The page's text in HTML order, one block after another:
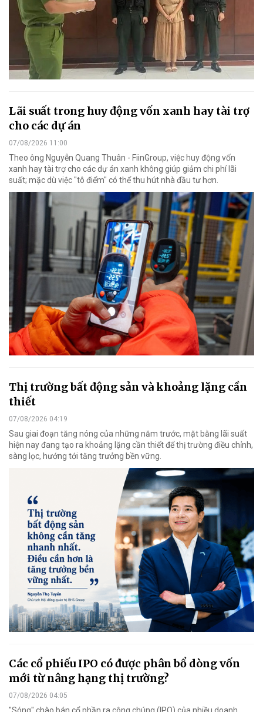
Lãi suất trong huy động vốn xanh hay tài trợ
cho các dự án
07/08/2026 11:00
Theo ông Nguyễn Quang Thuân - FiinGroup, việc huy động vốn
xanh hay tài trợ cho các dự án xanh không giúp giảm chi phí lãi
suất; mặc dù việc "tô điểm" có thể thu hút nhà đầu tư hơn.
Thị trường bất động sản và khoảng lặng cần
thiết
07/08/2026 04:19
Sau giai đoạn tăng nóng của những năm trước, mặt bằng lãi suất
hiện nay đang tạo ra khoảng lặng cần thiết để thị trường điều chỉnh,
sàng lọc, hướng tới tăng trưởng bền vững.
Các cổ phiếu IPO có được phân bổ dòng vốn
mới từ nâng hạng thị trường?
07/08/2026 04:05